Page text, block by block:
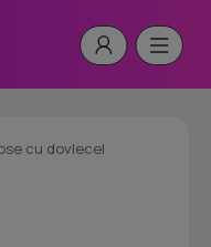
cu dovlecel